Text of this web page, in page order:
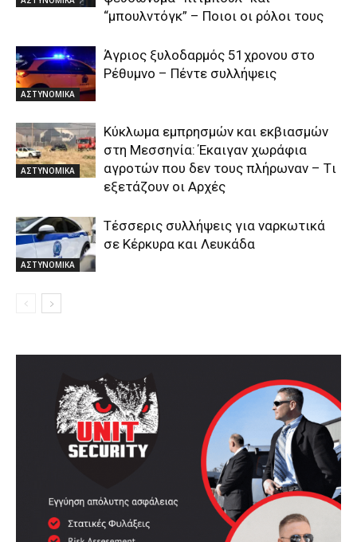
“μπουλντόγκ” – Ποιοι οι ρόλοι τους
ΑΣΤΥΝΟΜΙΚΑ
Άγριος ξυλοδαρμός 51χρονου στο
Ρέθυμνο – Πέντε συλλήψεις
ΑΣΤΥΝΟΜΙΚΑ
Kύκλωμα εμπρησμών και εκβιασμών
στη Μεσσηνία: Έκαιγαν χωράφια
αγροτών που δεν τους πλήρωναν – Tι
εξετάζουν οι Αρχές
ΑΣΤΥΝΟΜΙΚΑ
Τέσσερις συλλήψεις για ναρκωτικά
σε Κέρκυρα και Λευκάδα